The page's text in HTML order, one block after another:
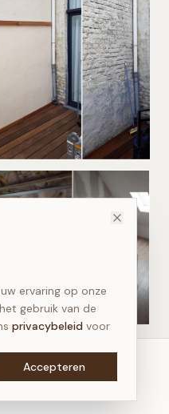
ervaring op onze
gebruik van de
privacybeleid voor
Accepteren